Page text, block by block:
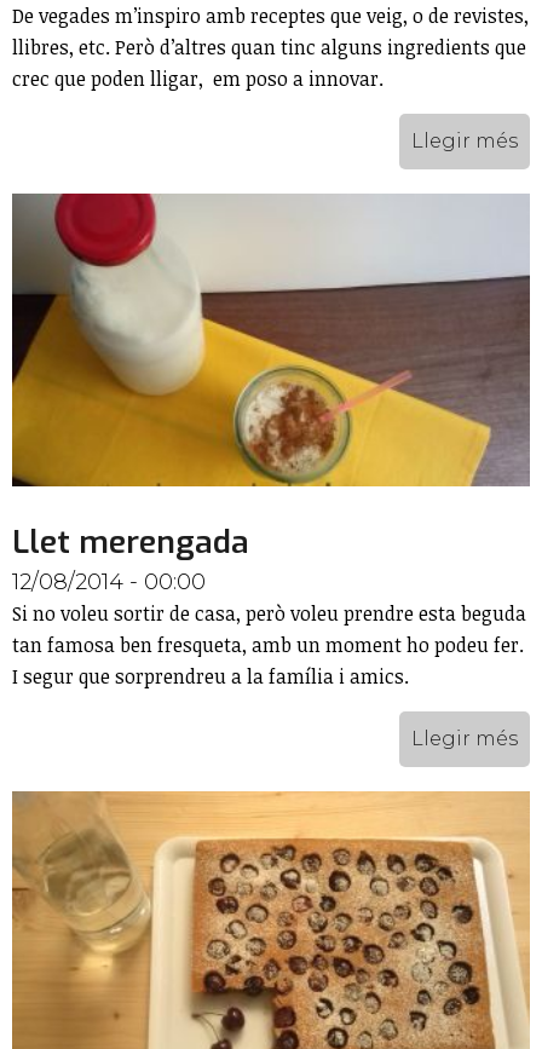
De vegades m’inspiro amb receptes que veig, o de revistes,
llibres, etc. Però d’altres quan tinc alguns ingredients que
crec que poden lligar, em poso a innovar.
Llegir més
Llet merengada
12/08/2014 - 00:00
Si no voleu sortir de casa, però voleu prendre esta beguda
tan famosa ben fresqueta, amb un moment ho podeu fer.
I segur que sorprendreu a la família i amics.
Llegir més